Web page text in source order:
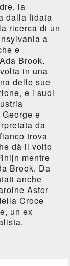
la
dalla fidata
ricerca di un
a
e
Brook.
in una
delle sue
e i suoi
e
da
trova
dà il volto
mentre
Brook. Da
anche
Astor
Croce
un ex